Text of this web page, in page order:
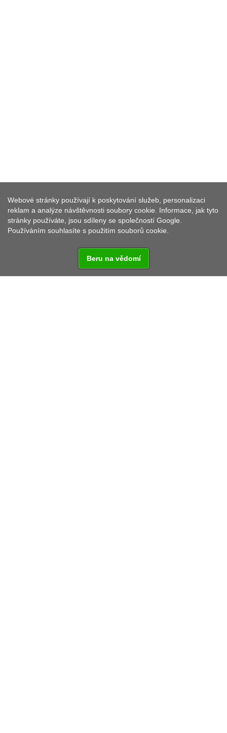
ŽIDOVSKÉ HŘBITOVY A
PAMÁTKY
Webové stránky používají k poskytování služeb, personalizaci
reklam a analýze návštěvnosti soubory cookie. Informace, jak tyto
stránky používáte, jsou sdíleny se společností Google.
Používáním souhlasíte s použitím souborů cookie.
Beru na vědomí